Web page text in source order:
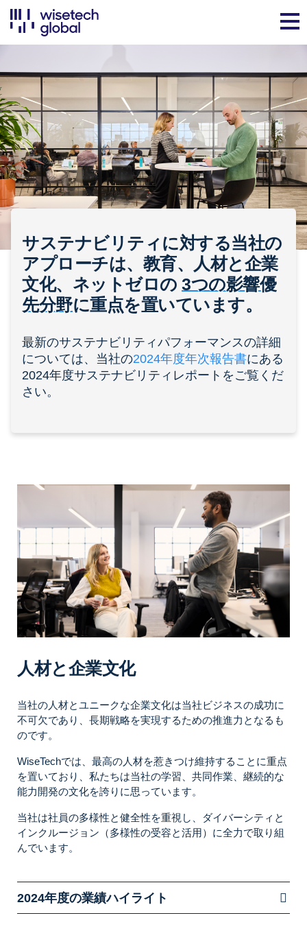
サステナビリティに対する当社の
アプローチは、教育、人材と企業
文化、ネットゼロの 3つの影響優
先分野に重点を置いています。
最新のサステナビリティパフォーマンスの詳細
については、当社の2024年度年次報告書にある
2024年度サステナビリティレポートをご覧くだ
さい。
人材と企業文化
当社の人材とユニークな企業文化は当社ビジネスの成功に
不可欠であり、長期戦略を実現するための推進力となるも
のです。
WiseTechでは、最高の人材を惹きつけ維持することに重点
を置いており、私たちは当社の学習、共同作業、継続的な
能力開発の文化を誇りに思っています。
当社は社員の多様性と健全性を重視し、ダイバーシティと
インクルージョン（多様性の受容と活用）に全力で取り組
んでいます。
2024年度の業績ハイライト